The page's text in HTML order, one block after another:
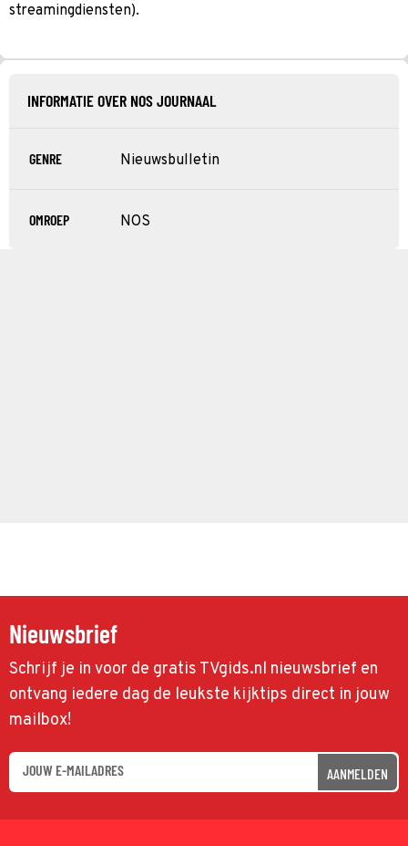
streamingdiensten).
INFORMATIE OVER NOS JOURNAAL
GENRE Nieuwsbulletin
OMROEP NOS
Nieuwsbrief
Schrijf je in voor de gratis TVgids.nl nieuwsbrief en
ontvang iedere dag de leukste kijktips direct in jouw
mailbox!
AANMELDEN